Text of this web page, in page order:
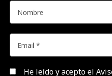
He leído y acepto el